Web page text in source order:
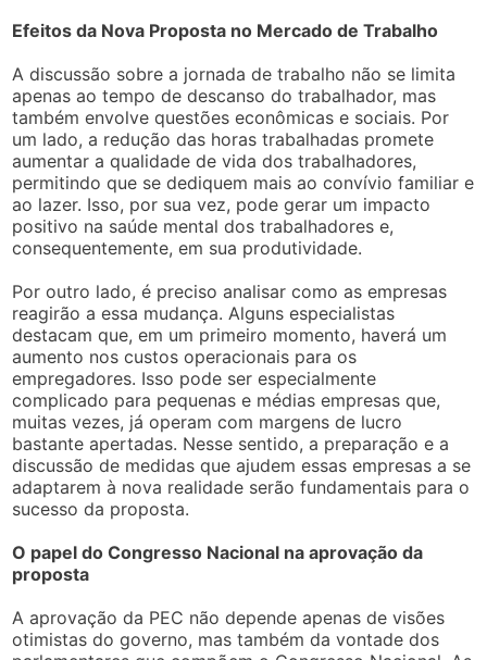
Efeitos da Nova Proposta no Mercado de Trabalho
A discussão sobre a jornada de trabalho não se limita
apenas ao tempo de descanso do trabalhador, mas
também envolve questões econômicas e sociais. Por
um lado, a redução das horas trabalhadas promete
aumentar a qualidade de vida dos trabalhadores,
permitindo que se dediquem mais ao convívio familiar e
ao lazer. Isso, por sua vez, pode gerar um impacto
positivo na saúde mental dos trabalhadores e,
consequentemente, em sua produtividade.
Por outro lado, é preciso analisar como as empresas
reagirão a essa mudança. Alguns especialistas
destacam que, em um primeiro momento, haverá um
aumento nos custos operacionais para os
empregadores. Isso pode ser especialmente
complicado para pequenas e médias empresas que,
muitas vezes, já operam com margens de lucro
bastante apertadas. Nesse sentido, a preparação e a
discussão de medidas que ajudem essas empresas a se
adaptarem à nova realidade serão fundamentais para o
sucesso da proposta.
O papel do Congresso Nacional na aprovação da
proposta
A aprovação da PEC não depende apenas de visões
otimistas do governo, mas também da vontade dos